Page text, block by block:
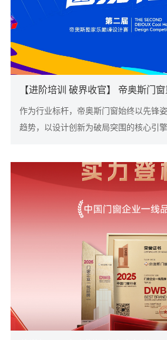
作为行业标杆，帝奥斯门窗始终以先锋
趋势，以设计创新为破局突围的核心引
赛（进阶班）圆满结课，通过前沿设计
战训练，赋能终端设计师突破创作边界。